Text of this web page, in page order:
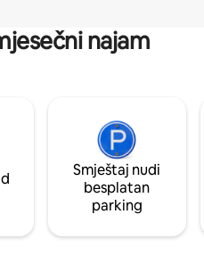
najam
Smještaj nudi
besplatan
parking